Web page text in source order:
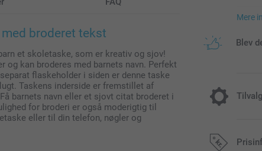
broderet tekst
et skoletaske, som er kreativ og sjov!
og kan broderes med barnets navn. Perfekt
flaskeholder i siden er denne taske
Taskens inderside er fremstillet af
barnets navn eller et sjovt citat broderet i
for broderi er også moderigtig til
eller til din telefon, nøgler og
Mere
Blev
Tilføj en